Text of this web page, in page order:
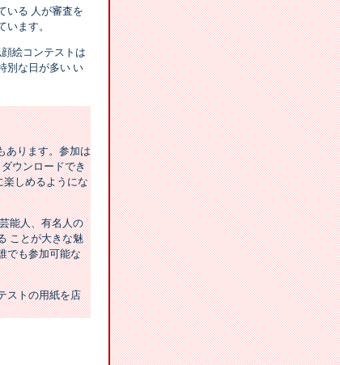
いる 人が審査を
ます。
絵コンテストは
別な日が多い い
あります。参加は
ウンロードでき
しめるようにな
能人、有名人の
ことが大きな魅
でも参加可能な
ストの用紙を店